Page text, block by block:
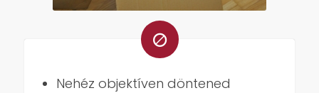
Nehéz objektíven döntened